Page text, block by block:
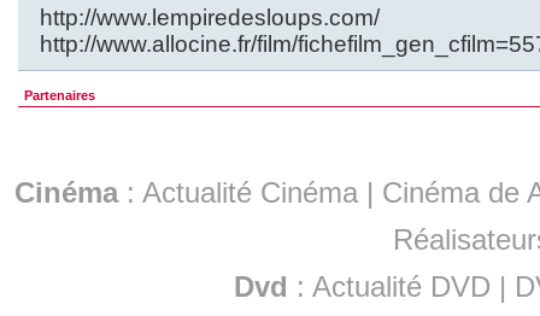
http://www.lempiredesloups.com/
http://www.allocine.fr/film/
Partenaires
Cinéma: Actualité Cinéma | Cinéma de
Dvd : Actualité DVD |